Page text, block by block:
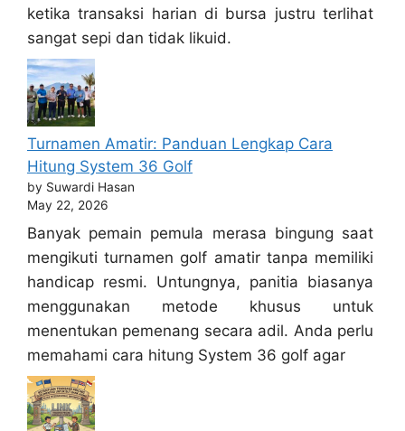
ketika transaksi harian di bursa justru terlihat
sangat sepi dan tidak likuid.
Turnamen Amatir: Panduan Lengkap Cara
Hitung System 36 Golf
by Suwardi Hasan
May 22, 2026
Banyak pemain pemula merasa bingung saat
mengikuti turnamen golf amatir tanpa memiliki
handicap resmi. Untungnya, panitia biasanya
menggunakan metode khusus untuk
menentukan pemenang secara adil. Anda perlu
memahami cara hitung System 36 golf agar